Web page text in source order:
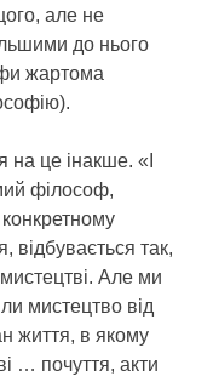
але не
до нього
жартома
це інакше. «І
філософ,
відбувається так,
Але ми
мистецтво від
життя, в якому
… почуття, акти